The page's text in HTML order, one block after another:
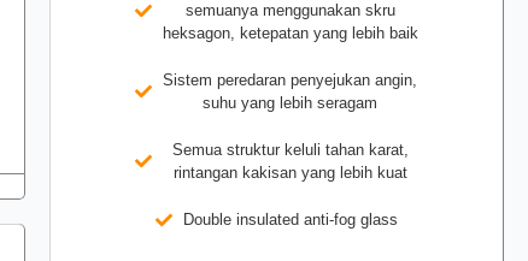
semuanya menggunakan skru
heksagon, ketepatan yang lebih baik
Sistem peredaran penyejukan angin,
suhu yang lebih seragam
Semua struktur keluli tahan karat,
rintangan kakisan yang lebih kuat
Double insulated anti-fog glass